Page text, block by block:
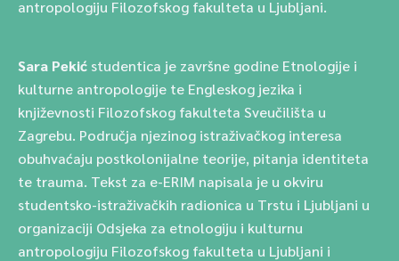
antropologiju Filozofskog fakulteta u Ljubljani.
Sara Pekić studentica je završne godine Etnologije i
kulturne antropologije te Engleskog jezika i
književnosti Filozofskog fakulteta Sveučilišta u
Zagrebu. Područja njezinog istraživačkog interesa
obuhvaćaju postkolonijalne teorije, pitanja identiteta
te trauma. Tekst za e-ERIM napisala je u okviru
studentsko-istraživačkih radionica u Trstu i Ljubljani u
organizaciji Odsjeka za etnologiju i kulturnu
antropologiju Filozofskog fakulteta u Ljubljani i